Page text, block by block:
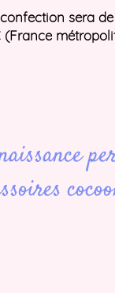
sera